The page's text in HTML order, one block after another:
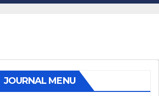
JOURNAL MENU